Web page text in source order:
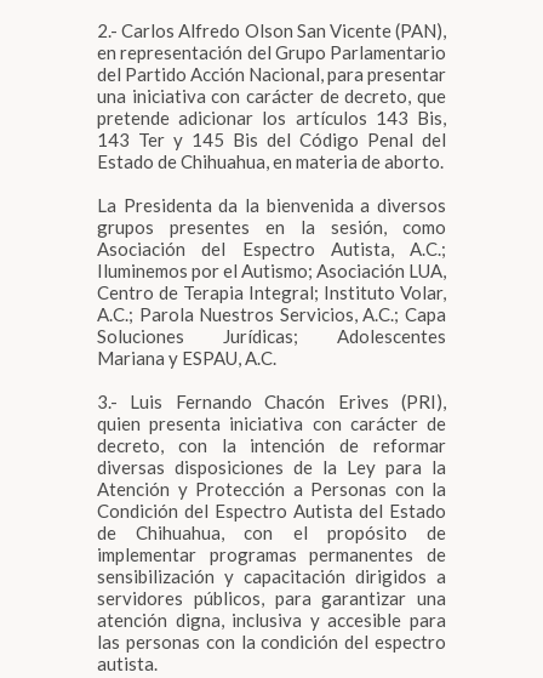
2.- Carlos Alfredo Olson San Vicente (PAN),
en representación del Grupo Parlamentario
del Partido Acción Nacional, para presentar
una iniciativa con carácter de decreto, que
pretende adicionar los artículos 143 Bis,
143 Ter y 145 Bis del Código Penal del
Estado de Chihuahua, en materia de aborto.
La Presidenta da la bienvenida a diversos
grupos presentes en la sesión, como
Asociación del Espectro Autista, A.C.;
Iluminemos por el Autismo; Asociación LUA,
Centro de Terapia Integral; Instituto Volar,
A.C.; Parola Nuestros Servicios, A.C.; Capa
Soluciones Jurídicas; Adolescentes
Mariana y ESPAU, A.C.
3.- Luis Fernando Chacón Erives (PRI),
quien presenta iniciativa con carácter de
decreto, con la intención de reformar
diversas disposiciones de la Ley para la
Atención y Protección a Personas con la
Condición del Espectro Autista del Estado
de Chihuahua, con el propósito de
implementar programas permanentes de
sensibilización y capacitación dirigidos a
servidores públicos, para garantizar una
atención digna, inclusiva y accesible para
las personas con la condición del espectro
autista.